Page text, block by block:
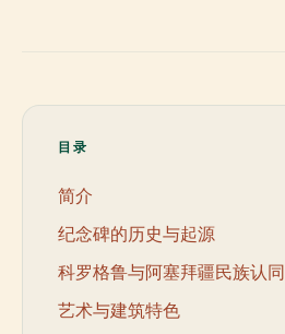
目录
简介
纪念碑的历史与起源
科罗格鲁与阿塞拜疆民族认同
艺术与建筑特色